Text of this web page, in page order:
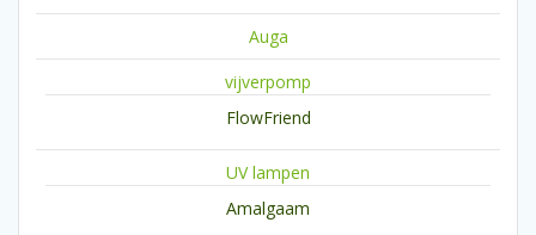
Auga
vijverpomp
FlowFriend
UV lampen
Amalgaam